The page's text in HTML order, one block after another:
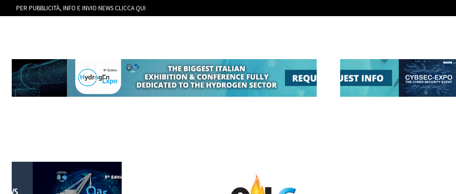
PER PUBBLICITÀ, INFO E INVIO NEWS CLICCA QUI